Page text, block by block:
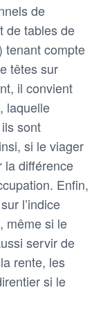
de
de tables de
tenant compte
têtes sur
il convient
laquelle
sont
si le viager
la différence
Enfin,
l’indice
même si le
servir de
rente, les
si le